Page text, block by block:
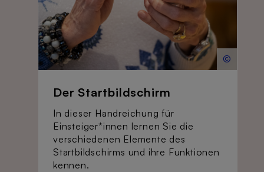
©
Der Startbildschirm
In dieser Handreichung für
Einsteiger*innen lernen Sie die
verschiedenen Elemente des
Startbildschirms und ihre Funktionen
kennen.